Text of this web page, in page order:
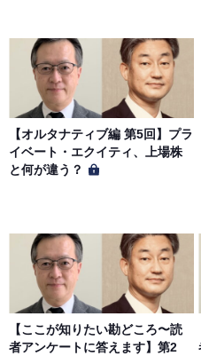
【オルタナティブ編 第5回】プラ
イベート・エクイティ、上場株
と何が違う？
【ここが知りたい勘どころ〜読
者アンケートに答えます】第2